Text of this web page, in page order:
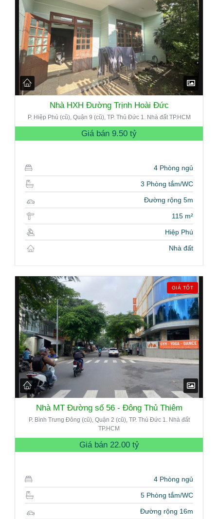
Nhà HXH Đường Trịnh Hoài Đức
P. Hiệp Phú (cũ), Quận 9 (cũ), TP. Thủ Đức 1. Nhà đất TP.HCM
Giá bán 9.50 tỷ
4 Phòng ngủ
3 Phòng tắm/WC
Đường rộng 5m
115 m²
Hiệp Phú
Nhà đất
GIÁ TỐT
Nhà MT Đường số 56 - Đông Thủ Thiêm
P. Bình Trưng Đông (cũ), Quận 2 (cũ), TP. Thủ Đức 1. Nhà đất
TP.HCM
Giá bán 22.00 tỷ
4 Phòng ngủ
5 Phòng tắm/WC
Đường rộng 16m